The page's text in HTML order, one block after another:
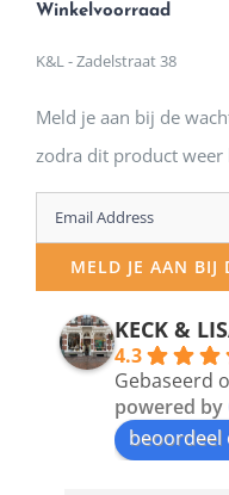
Winkelvoorraad
K&L - Zadelstraat 38
Meld je aan bij de
zodra dit product weer
Enter
your
email
address
MELD JE AAN BIJ
KECK &
4.3
Gebaseerd
powered by
beoordeel